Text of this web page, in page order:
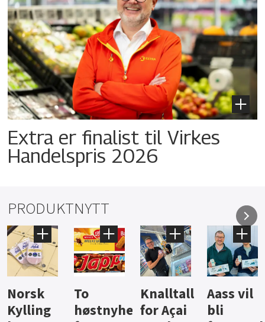
Extra er finalist til Virkes
Handelspris 2026
PRODUKTNYTT
Knalltall
for Açai
Aass vil
bli
Brus og
jus fra
Hard
iste fra